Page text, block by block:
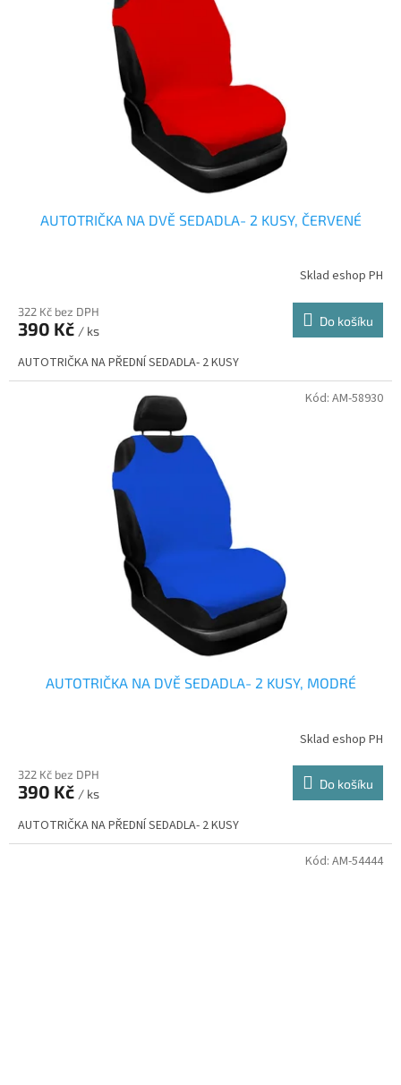
AUTOTRIČKA NA DVĚ SEDADLA- 2 KUSY, ČERVENÉ
Sklad eshop PH
322 Kč bez DPH
390 Kč / ks
Do košíku
AUTOTRIČKA NA PŘEDNÍ SEDADLA- 2 KUSY
AUTOTRIČKA NA DVĚ SEDADLA- 2 KUSY, MODRÉ
Sklad eshop PH
322 Kč bez DPH
390 Kč / ks
Do košíku
AUTOTRIČKA NA PŘEDNÍ SEDADLA- 2 KUSY
Kód: AM-58930
Kód: AM-54444